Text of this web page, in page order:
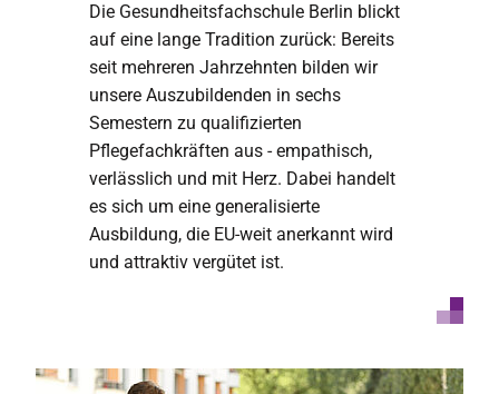
Die Gesundheitsfachschule Berlin blickt
auf eine lange Tradition zurück: Bereits
seit mehreren Jahrzehnten bilden wir
unsere Auszubildenden in sechs
Semestern zu qualifizierten
Pflegefachkräften aus - empathisch,
verlässlich und mit Herz. Dabei handelt
es sich um eine generalisierte
Ausbildung, die EU-weit anerkannt wird
und attraktiv vergütet ist.